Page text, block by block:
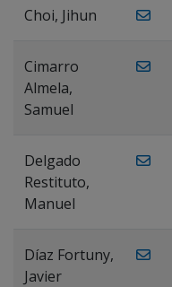
Choi, Jihun
Cimarro
Almela,
Samuel
Delgado
Restituto,
Manuel
Díaz Fortuny,
Javier